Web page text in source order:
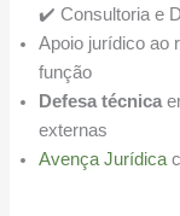
✔️ Consultoria e
Apoio jurídico ao
função
Defesa técnica
externas
Avença Jurídica